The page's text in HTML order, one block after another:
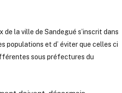
de la ville de Sandegué s’inscrit dans
populations et d’ éviter que celles ci
sous préfectures du